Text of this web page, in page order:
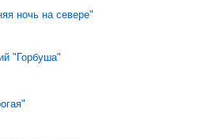
ночь на севере"
"Горбуша"